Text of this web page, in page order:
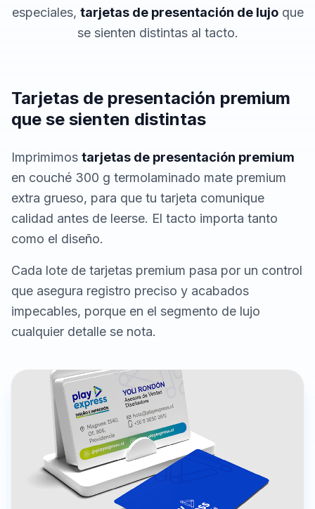
especiales, tarjetas de presentación de lujoque
se sienten distintas al tacto.
Tarjetas de presentación premium
que se sienten distintas
Imprimimos tarjetas de presentación premium
en couché 300 g termolaminado mate premium
extra grueso, para que tu tarjeta comunique
calidad antes de leerse. El tacto importa tanto
como el diseño.
Cada lote de tarjetas premium pasa por un control
que asegura registro preciso y acabados
impecables, porque en el segmento de lujo
cualquier detalle se nota.